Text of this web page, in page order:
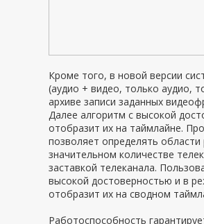
Кроме того, в новой версии
(аудио + видео, только аудио,
архиве записи заданных
Далее алгоритм с высокой
отобразит их на таймлайне.
позволяет определять
значительном количестве
заставкой телеканала.
высокой достоверностью и в
отобразит их на сводном
Работоспособность